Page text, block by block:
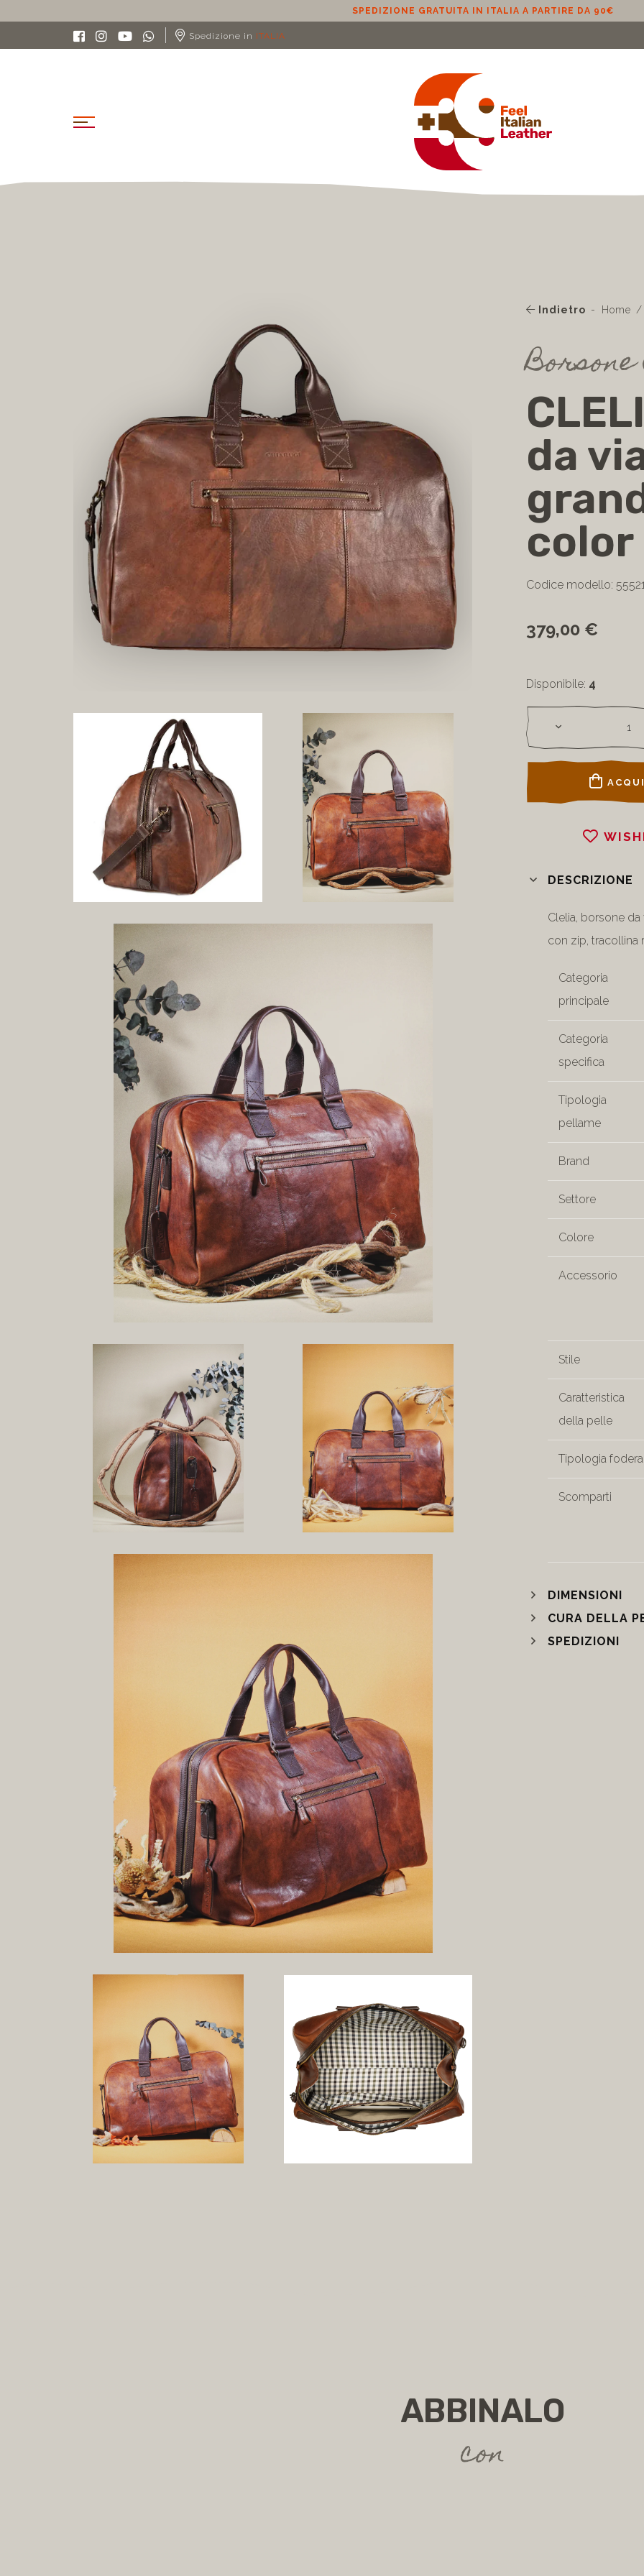
SPEDIZIONE GRATUITA IN ITALIA A PARTIRE DA 90€
Spedizione in ITALIA
Indietro Home
da
color
Codice modello:
379,00 €
Disponibile: 4
DESCRIZIONE
Clelia, borsone
con zip, tracollina
Categoria
principale
Categoria
specifica
Tipologia
pellame
Brand
Settore
Colore
Accessorio
Stile
Caratteristica
della pelle
Tipologia fodera
Scomparti
DIMENSIONI
CURA DELLA
SPEDIZIONI
ABBINALO
con